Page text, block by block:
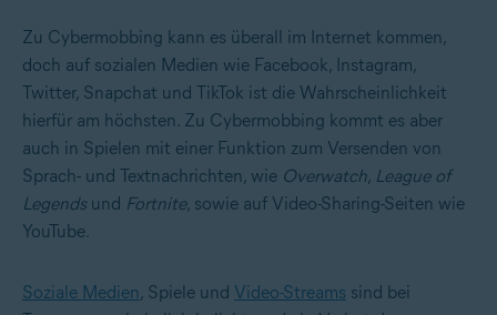
Zu Cybermobbing kann es überall im Internet kommen,
doch auf sozialen Medien wie Facebook, Instagram,
Twitter, Snapchat und TikTok ist die Wahrscheinlichkeit
hierfür am höchsten. Zu Cybermobbing kommt es aber
auch in Spielen mit einer Funktion zum Versenden von
Sprach- und Textnachrichten, wie Overwatch, League of
Legendsund Fortnite, sowie auf Video-Sharing-Seiten wie
YouTube.
Soziale Medien , Spiele und Video-Streams sind bei